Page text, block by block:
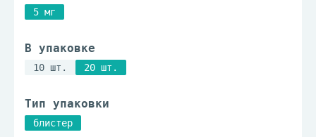
5 мг
В упаковке
10 шт. 20 шт.
Тип упаковки
блистер